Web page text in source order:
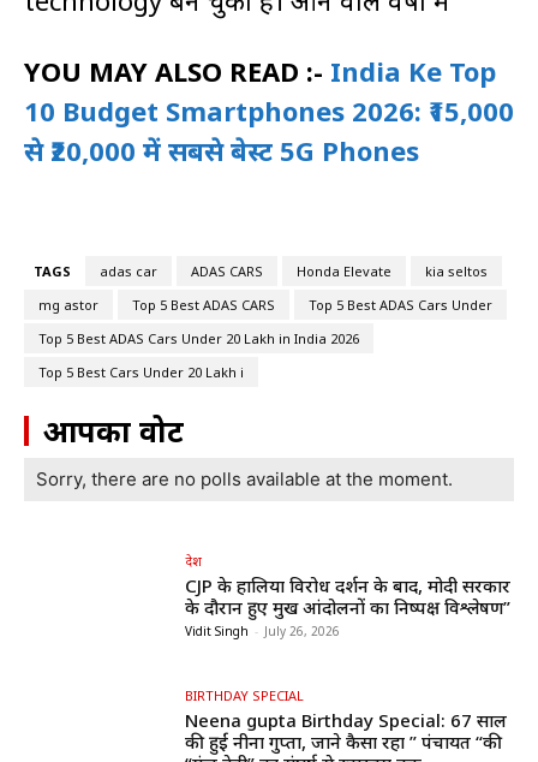
YOU MAY ALSO READ :- India Ke Top
10 Budget Smartphones 2026: ₹15,000
से ₹20,000 में सबसे बेस्ट 5G Phones
TAGS adas car ADAS CARS Honda Elevate
kia seltos
mg astor
Top 5 Best ADAS CARS
Top 5 Best ADAS Cars Under
Top 5 Best ADAS Cars Under ₹20 Lakh in India 2026
Top 5 Best Cars Under ₹20 Lakh i
आपका वोट
Sorry, there are no polls available at the moment.
देश
CJP के हालिया विरोध प्रदर्शन के बाद, मोदी सरकार
के दौरान हुए प्रमुख आंदोलनों का निष्पक्ष विश्लेषण”
Vidit Singh - July 26, 2026
BIRTHDAY SPECIAL
Neena gupta Birthday Special: 67 साल
की हुईं नीना गुप्ता, जाने कैसा रहा ” पंचायत “की